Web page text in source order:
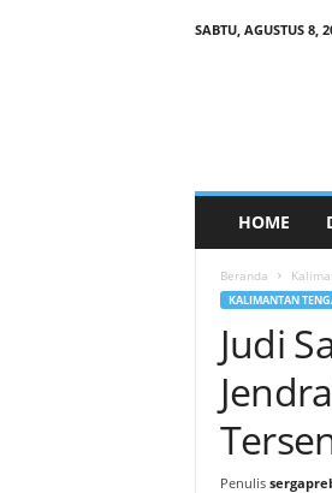
SABTU, AGUSTUS 8,
HOME
Beranda
KALIMANTAN
Judi
Penulis